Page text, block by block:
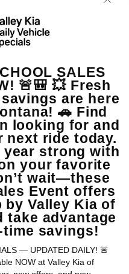
en la industria automotriz,
soluciones de
clientes.
buscando un SUV
eficiente en
de modelos Kia para elegir.
Kia se enorgullece de ser
y se compromete a
vecinos.
la oportunidad de poseer
mismo y descubre cómo
sea fácil y
enValley Kiacerca de
mile powertrain and 5-year/60,000-
are limited. See retailer for warranty